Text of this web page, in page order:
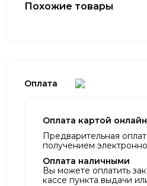
Похожие товары
Оплата
Оплата картой онлайн
Предварительная
получением
Оплата наличными
Вы можете оплатить
кассе пункта выдачи